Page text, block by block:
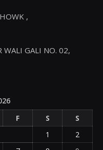
,
WALI GALI NO. 02,
F S
S
1
2